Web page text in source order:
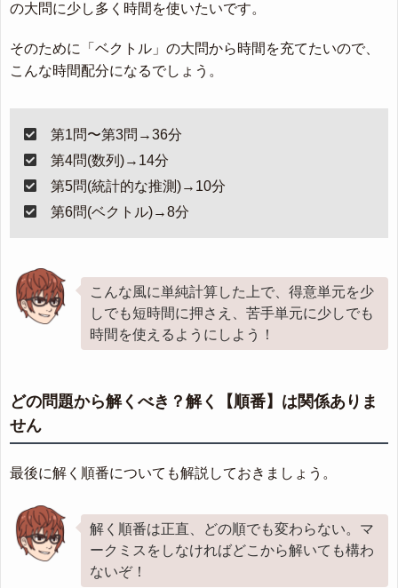
の大問に少し多く時間を使いたいです。
そのために「ベクトル」の大問から時間を充てたいので、
こんな時間配分になるでしょう。
第1問〜第3問→36分
第4問(数列)→14分
第5問(統計的な推測)→10分
第6問(ベクトル)→8分
こんな風に単純計算した上で、得意単元を少
しでも短時間に押さえ、苦手単元に少しでも
時間を使えるようにしよう！
どの問題から解くべき？解く【順番】は関係ありま
せん
最後に解く順番についても解説しておきましょう。
解く順番は正直、どの順でも変わらない。マ
ークミスをしなければどこから解いても構わ
ないぞ！